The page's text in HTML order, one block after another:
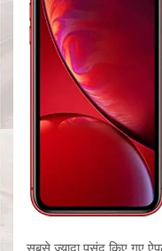
सबसे ज्यादा पसंद किए गए